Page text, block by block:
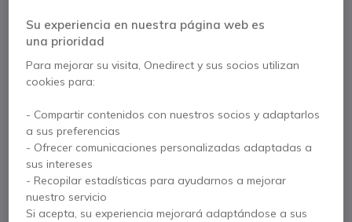
PRESUPUESTO EN 4 H
1 productosen stock Entrega:24/48 h
20 productos en stock plataforma
2 años de garantíadel fabricante
Paga en 3 pagos de
Su experiencia en nuestra página web es
una prioridad
Para mejorar su visita, Onedirect y sus socios utilizan
cookies para:
- Compartir contenidos con nuestros socios y adaptarlos
a sus preferencias
- Ofrecer comunicaciones personalizadas adaptadas a
sus intereses
- Recopilar estadísticas para ayudarnos a mejorar
nuestro servicio
Si acepta, su experiencia mejorará adaptándose a sus